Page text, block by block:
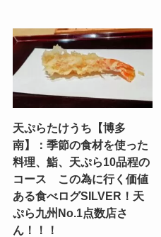
天ぷらたけうち【博多
南】：季節の食材を使った
料理、鮨、天ぷら10品程の
コース この為に行く価値
ある食べログSILVER！天
ぷら九州No.1点数店さ
ん！！！